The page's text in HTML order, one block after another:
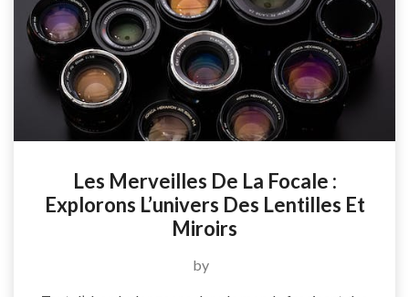
Les Merveilles De La Focale :
Explorons L’univers Des Lentilles Et
Miroirs
by